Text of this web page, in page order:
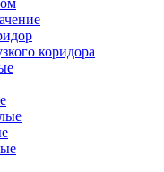
коридора